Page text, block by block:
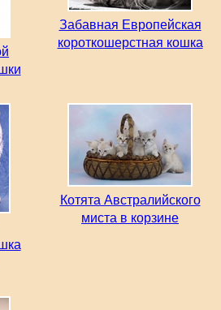
Забавная Европейская
короткошерстная кошка
Котята Австралийского
миста в корзине